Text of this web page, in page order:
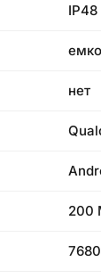
IP48
нет
200